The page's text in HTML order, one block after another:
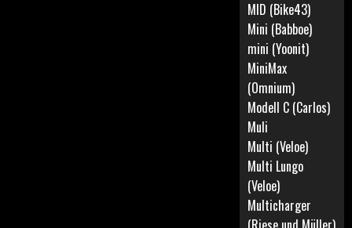
MID (Bike43)
Mini (Babboe)
mini (Yoonit)
MiniMax
(Omnium)
Modell C (Carlos)
Muli
Multi (Veloe)
Multi Lungo
(Veloe)
Multicharger